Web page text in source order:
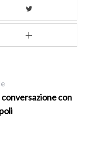
conversazione con